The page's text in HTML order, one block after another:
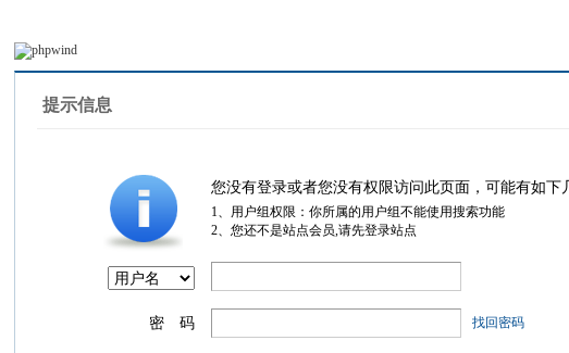
提示信息
您没有登录或者您没有权限访问此页面，可能有如下
1、用户组权限：你所属的用户组不能使用搜索功能
2、您还不是站点会员,请先登录站点
密 码 找回密码